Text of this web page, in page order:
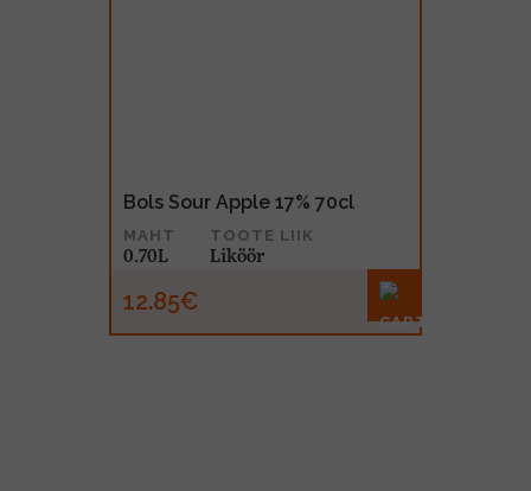
Bols Sour Apple 17% 70cl
MAHT
0.70L
TOOTE LIIK
Liköör
12.85€